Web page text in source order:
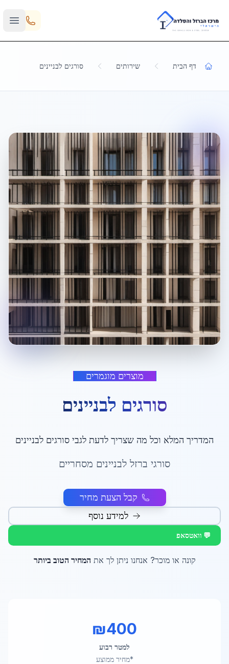
Skip to main content
דף הבית שירותים סורגים לבניינים
מוצרים מוגמרים
סורגים לבניינים
המדריך המלא וכל מה שצריך לדעת לגבי סורגים לבניינים
סורגי ברזל לבניינים מסחריים
קבל הצעת מחיר
למידע נוסף
💬 וואטסאפ
קונה או מוכר? אנחנו ניתן לך את המחיר הטוב ביותר
₪400
למטר רבוע
*מחיר ממוצע